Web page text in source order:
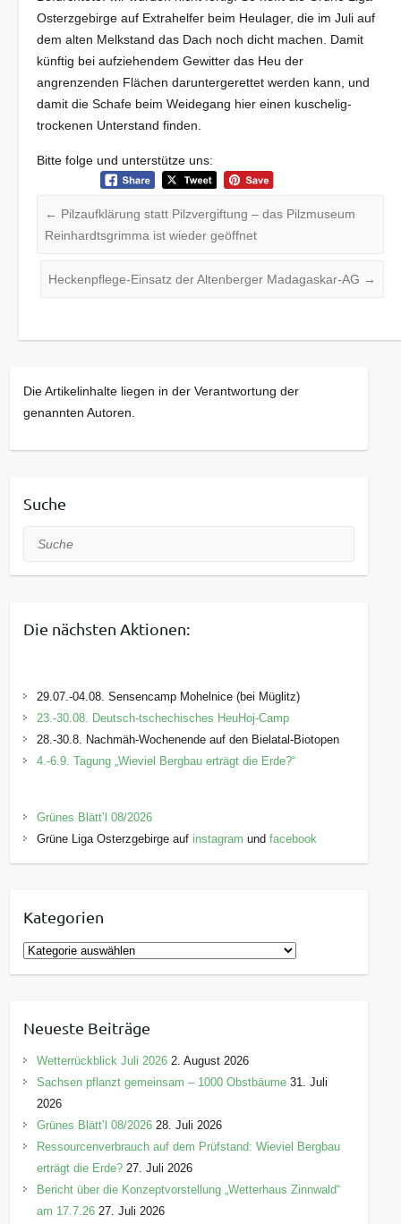
Osterzgebirge auf Extrahelfer beim Heulager, die im Juli auf
dem alten Melkstand das Dach noch dicht machen. Damit
künftig bei aufziehendem Gewitter das Heu der
angrenzenden Flächen daruntergerettet werden kann, und
damit die Schafe beim Weidegang hier einen kuschelig-
trockenen Unterstand finden.
Bitte folge und unterstütze uns:
← Pilzaufklärung statt Pilzvergiftung – das Pilzmuseum
Reinhardtsgrimma ist wieder geöffnet
Heckenpflege-Einsatz der Altenberger Madagaskar-AG →
Die Artikelinhalte liegen in der Verantwortung der
genannten Autoren.
Suche
Suche
Die nächsten Aktionen:
29.07.-04.08. Sensencamp Mohelnice (bei Müglitz)
23.-30.08. Deutsch-tschechisches HeuHoj-Camp
28.-30.8. Nachmäh-Wochenende auf den Bielatal-Biotopen
4.-6.9. Tagung „Wieviel Bergbau erträgt die Erde?“
Grünes Blätt’l 08/2026
Grüne Liga Osterzgebirge auf instagram undfacebook
Kategorien
K
a
g
o
r
e
n
Neueste Beiträge
Wetterrückblick Juli 2026 2. August 2026
Sachsen pflanzt gemeinsam – 1000 Obstbäume 31. Juli
2026
Grünes Blätt’l 08/2026 28. Juli 2026
Ressourcenverbrauch auf dem Prüfstand: Wieviel Bergbau
erträgt die Erde? 27. Juli 2026
Bericht über die Konzeptvorstellung „Wetterhaus Zinnwald“
am 17.7.26 27. Juli 2026